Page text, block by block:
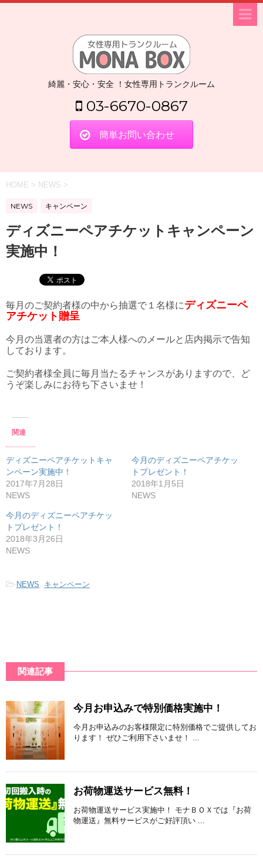
綺麗・安心・安全 ！女性専用トランクルーム
03-6670-0867
簡単お問い合わせ
HOME > NEWS >
NEWS キャンペーン
ディズニーペアチケットキャンペーン
実施中！
毎月のご契約者様の中から抽選で１名様にディズニーペ
アチケット贈呈
今月の当選者の方はご本人様へのメールと店内掲示で告知
しております。
ご契約者様全員に毎月当たるチャンスがありますので、ど
うぞ楽しみにお待ち下さいませ！
関連
ディズニーペアチケットキャ
ンペーン実施中！
2017年7月28日
NEWS
今月のディズニーペアチケッ
トプレゼント！
2018年1月5日
NEWS
今月のディズニーペアチケッ
トプレゼント！
2018年3月26日
NEWS
-NEWS, キャンペーン
関連記事
今月お申込みで特別価格実施中！
今月お申込みのお客様限定に特別価格でご提供してお
ります！ ぜひご利用下さいませ！ ...
お荷物運送サービス無料！
お荷物運送サービス実施中！ モナＢＯＸでは『お荷
物運送』無料サービスがご好評頂い ...